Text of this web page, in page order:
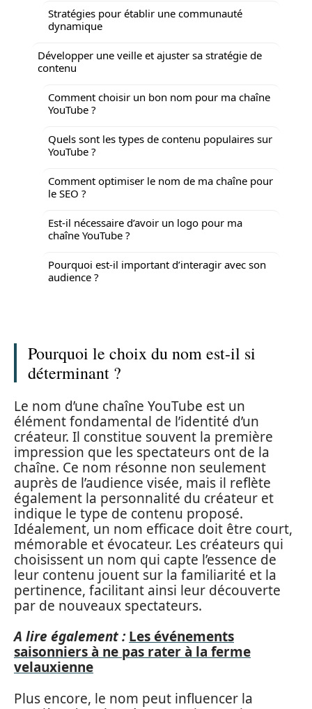
Stratégies pour établir une communauté
dynamique
Développer une veille et ajuster sa stratégie de
contenu
Comment choisir un bon nom pour ma chaîne
YouTube ?
Quels sont les types de contenu populaires sur
YouTube ?
Comment optimiser le nom de ma chaîne pour
le SEO ?
Est-il nécessaire d’avoir un logo pour ma
chaîne YouTube ?
Pourquoi est-il important d’interagir avec son
audience ?
Pourquoi le choix du nom est-il si
déterminant ?
Le nom d’une chaîne YouTube est un
élément fondamental de l’identité d’un
créateur. Il constitue souvent la première
impression que les spectateurs ont de la
chaîne. Ce nom résonne non seulement
auprès de l’audience visée, mais il reflète
également la personnalité du créateur et
indique le type de contenu proposé.
Idéalement, un nom efficace doit être court,
mémorable et évocateur. Les créateurs qui
choisissent un nom qui capte l’essence de
leur contenu jouent sur la familiarité et la
pertinence, facilitant ainsi leur découverte
par de nouveaux spectateurs.
A lire également : Les événements
saisonniers à ne pas rater à la ferme
velauxienne
Plus encore, le nom peut influencer la